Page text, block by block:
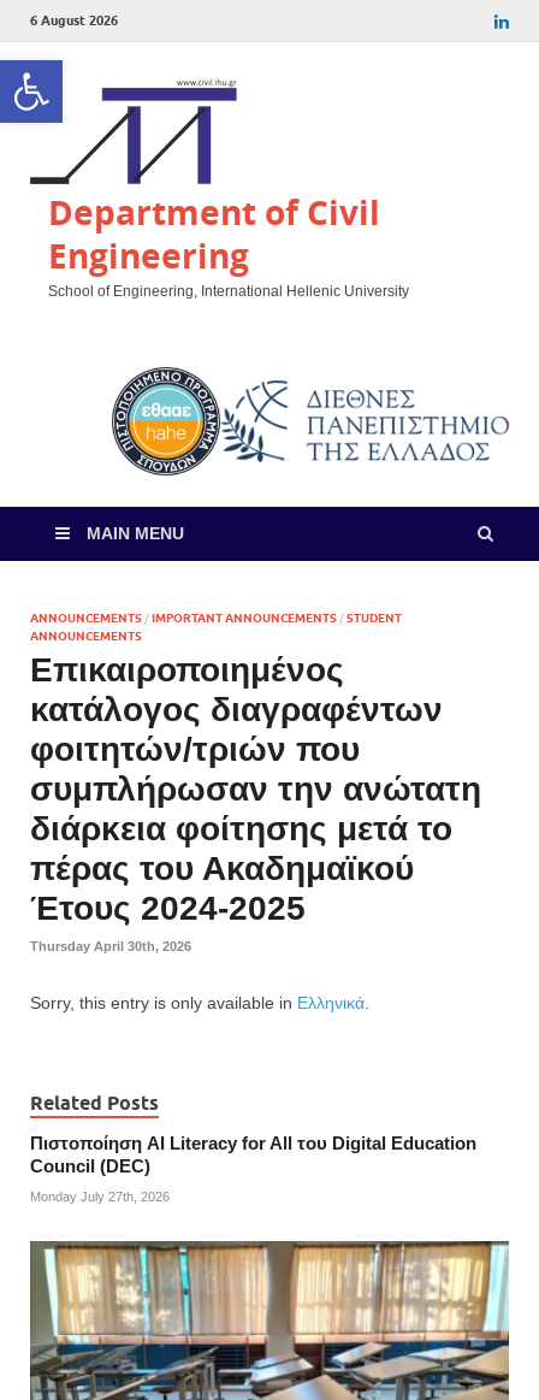
Open toolbar
6 August 2026
Department of Civil
Engineering
School of Engineering, International Hellenic University
MAIN MENU
ANNOUNCEMENTS /IMPORTANT ANNOUNCEMENTS /STUDENT
ANNOUNCEMENTS
Επικαιροποιημένος
κατάλογος διαγραφέντων
φοιτητών/τριών που
συμπλήρωσαν την ανώτατη
διάρκεια φοίτησης μετά το
πέρας του Ακαδημαϊκού
Έτους 2024-2025
Thursday April 30th, 2026
Sorry, this entry is only available in Ελληνικά
Related Posts
Πιστοποίηση AI Literacy for All του Digital Education
Council (DEC)
Monday July 27th, 2026